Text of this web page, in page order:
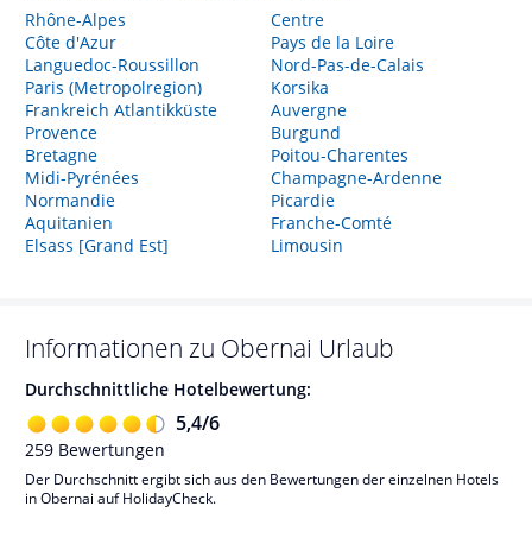
Rhône-Alpes
Côte d'Azur
Languedoc-Roussillon
Paris (Metropolregion)
Frankreich Atlantikküste
Provence
Bretagne
Midi-Pyrénées
Normandie
Aquitanien
Elsass [Grand Est]
Centre
Pays de la Loire
Nord-Pas-de-Calais
Korsika
Auvergne
Burgund
Poitou-Charentes
Champagne-Ardenne
Picardie
Franche-Comté
Limousin
Informationen zu Obernai Urlaub
Durchschnittliche Hotelbewertung:
5,4/6
259 Bewertungen
Der Durchschnitt ergibt sich aus den Bewertungen der einzelnen Hotels
in Obernai auf HolidayCheck.